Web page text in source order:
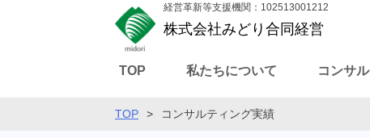
経営革新等支援機関：102513001212
株式会社みどり合同経営
TOP 私たちについて コンサ
TOP > コンサルティング実績